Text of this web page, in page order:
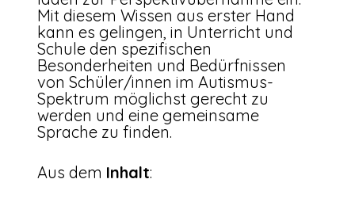
Mit diesem Wissen aus erster Hand
kann es gelingen, in Unterricht und
Schule den spezifischen
Besonderheiten und Bedürfnissen
von Schüler/innen im Autismus-
Spektrum möglichst gerecht zu
werden und eine gemeinsame
Sprache zu finden.
Aus dem Inhalt: